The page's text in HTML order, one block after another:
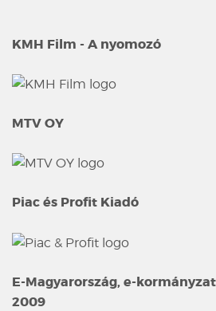
KMH Film - A nyomozó
MTV OY
Piac és Profit Kiadó
E-Magyarország, e-
2009